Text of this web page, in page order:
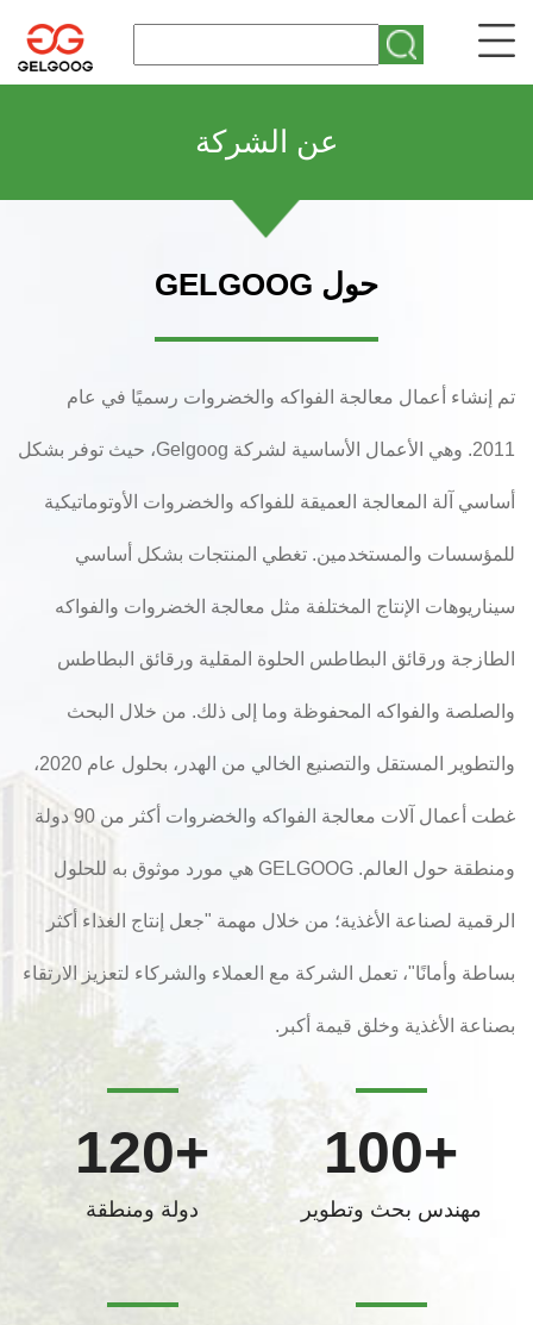
عن الشركة
حول GELGOOG
تم إنشاء أعمال معالجة الفواكه والخضروات رسميًا في عام
2011. وهي الأعمال الأساسية لشركة Gelgoog، حيث توفر بشكل
أساسي آلة المعالجة العميقة للفواكه والخضروات الأوتوماتيكية
للمؤسسات والمستخدمين. تغطي المنتجات بشكل أساسي
سيناريوهات الإنتاج المختلفة مثل معالجة الخضروات والفواكه
الطازجة ورقائق البطاطس الحلوة المقلية ورقائق البطاطس
والصلصة والفواكه المحفوظة وما إلى ذلك. من خلال البحث
والتطوير المستقل والتصنيع الخالي من الهدر، بحلول عام 2020،
غطت أعمال آلات معالجة الفواكه والخضروات أكثر من 90 دولة
ومنطقة حول العالم. GELGOOG هي مورد موثوق به للحلول
الرقمية لصناعة الأغذية؛ من خلال مهمة "جعل إنتاج الغذاء أكثر
بساطة وأمانًا"، تعمل الشركة مع العملاء والشركاء لتعزيز الارتقاء
بصناعة الأغذية وخلق قيمة أكبر.
+120
دولة ومنطقة
+100
مهندس بحث وتطوير